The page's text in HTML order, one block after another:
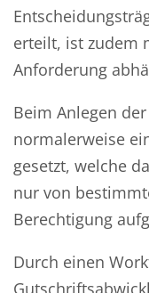
erteilt, ist zudem
Anforderung
Beim Anlegen
normalerweise
gesetzt, welche
nur von
Berechtigung
Durch einen